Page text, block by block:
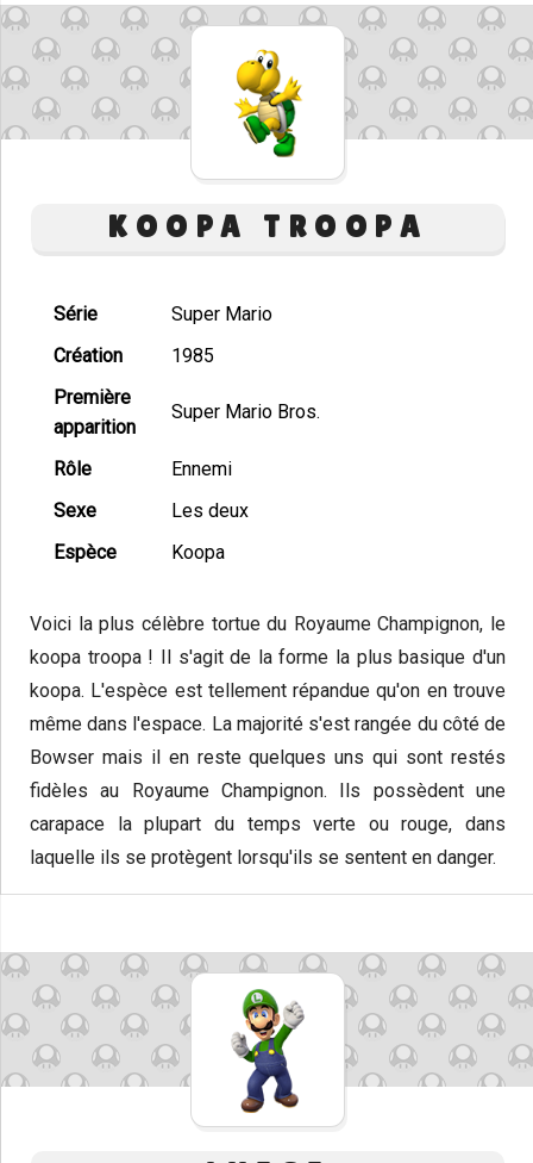
KOOPA TROOPA
Série
Super Mario
Création
1985
Première
apparition
Super Mario Bros.
Rôle
Ennemi
Sexe
Les deux
Espèce
Koopa
Voici la plus célèbre tortue du Royaume Champignon, le
koopa troopa ! Il s'agit de la forme la plus basique d'un
koopa. L'espèce est tellement répandue qu'on en trouve
même dans l'espace. La majorité s'est rangée du côté de
Bowser mais il en reste quelques uns qui sont restés
fidèles au Royaume Champignon. Ils possèdent une
carapace la plupart du temps verte ou rouge, dans
laquelle ils se protègent lorsqu'ils se sentent en danger.